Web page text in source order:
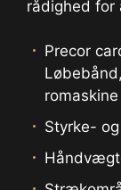
rådighed
Precor
romaskine
Styrke-